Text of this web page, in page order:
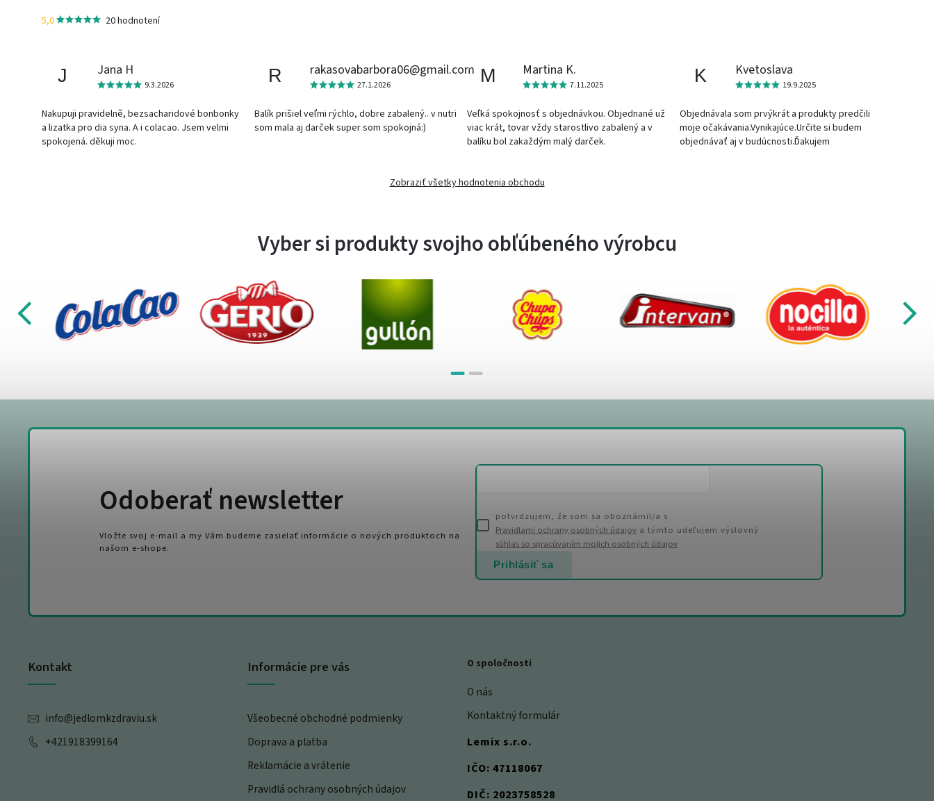
5,0 20 hodnotení
J Jana H
9.3.2026
Nakupuji pravidelně, bezsacharidové bonbonky
a lizatka pro dia syna. A i colacao. Jsem velmi
spokojená. děkuji moc.
R rakasovabarbora06@gmail.com
27.1.2026
Balík prišiel veľmi rýchlo, dobre zabalený.. v nutri
som mala aj darček super som spokojná:)
M Martina K.
7.11.2025
Veľká spokojnosť s objednávkou. Objednané už
viac krát, tovar vždy starostlivo zabalený a v
balíku bol zakaždým malý darček.
K Kvetoslava
19.9.2025
Objednávala som prvýkrát a produkty predčili
moje očakávania.Vynikajúce.Určite si budem
objednávať aj v budúcnosti.Ďakujem
Zobraziť všetky hodnotenia obchodu
Vyber si produkty svojho obľúbeného výrobcu
Kontakt
info@jedlomkzdraviu.sk
+421918399164
Informácie pre vás
Všeobecné obchodné podmienky
Doprava a platba
Reklamácie a vrátenie
Pravidlá ochrany osobných údajov
O spoločnosti
O nás
Kontaktný formulár
Lemix s.r.o.
IČO: 47118067
DIČ: 2023758528
Odoberať newsletter
Vložte svoj e-mail a my Vám budeme zasielať informácie o nových produktoch na
našom e-shope.
potvrdzujem, že som sa oboznámil/a s
Pravidlami ochrany osobných údajov a týmto udeľujem výslovný
súhlas so spracúvaním mojich osobných údajov
Prihlásiť sa